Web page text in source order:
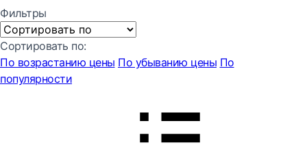
Фильтры
Сортировать по:
По возрастанию цены По убыванию цены По
популярности